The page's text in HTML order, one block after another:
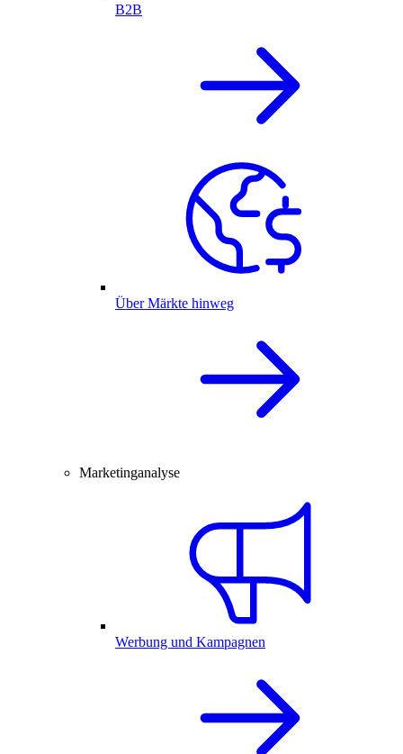
B2B
Über Märkte hinweg
Marketinganalyse
Werbung und Kampagnen